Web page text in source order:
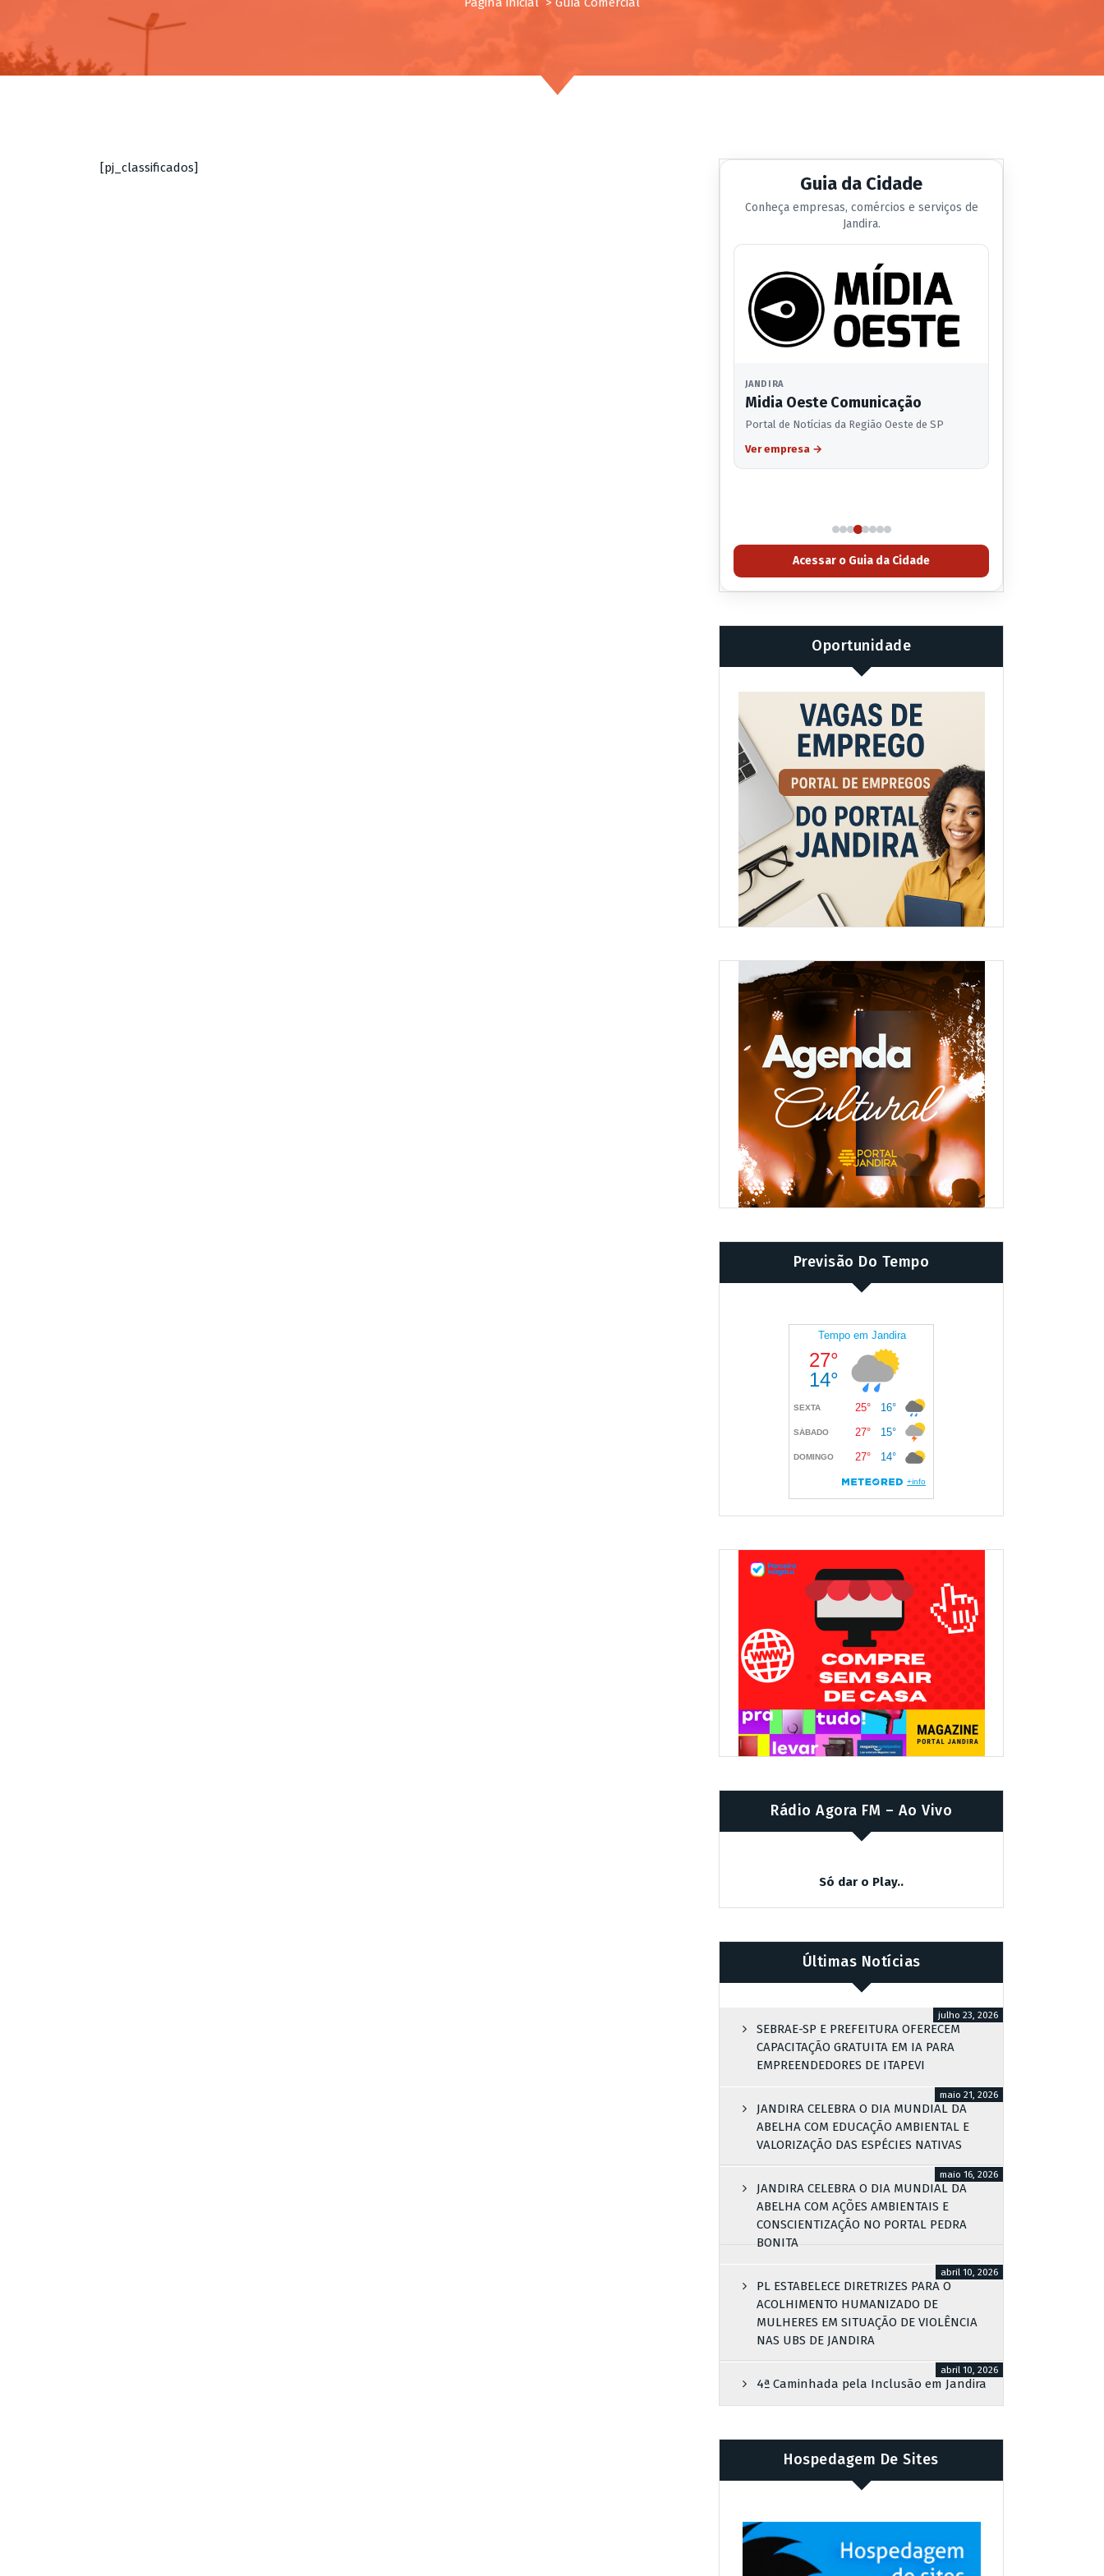
[pj_classificados]
Guia da Cidade
Conheça empresas, comércios e serviços de
Jandira.
JANDIRA
Midia Oeste Comunicação
Portal de Notícias da Região Oeste de SP
Ver empresa →
Acessar o Guia da Cidade
Oportunidade
Previsão Do Tempo
Rádio Agora FM – Ao Vivo
Só dar o Play..
Últimas Notícias
SEBRAE-SP E PREFEITURA OFERECEM
CAPACITAÇÃO GRATUITA EM IA PARA
EMPREENDEDORES DE ITAPEVI
julho 23, 2026
JANDIRA CELEBRA O DIA MUNDIAL DA
ABELHA COM EDUCAÇÃO AMBIENTAL E
VALORIZAÇÃO DAS ESPÉCIES NATIVAS
maio 21, 2026
JANDIRA CELEBRA O DIA MUNDIAL DA
ABELHA COM AÇÕES AMBIENTAIS E
CONSCIENTIZAÇÃO NO PORTAL PEDRA
BONITA
maio 16, 2026
PL ESTABELECE DIRETRIZES PARA O
ACOLHIMENTO HUMANIZADO DE
MULHERES EM SITUAÇÃO DE VIOLÊNCIA
NAS UBS DE JANDIRA
abril 10, 2026
4ª Caminhada pela Inclusão em Jandira
abril 10, 2026
Hospedagem De Sites